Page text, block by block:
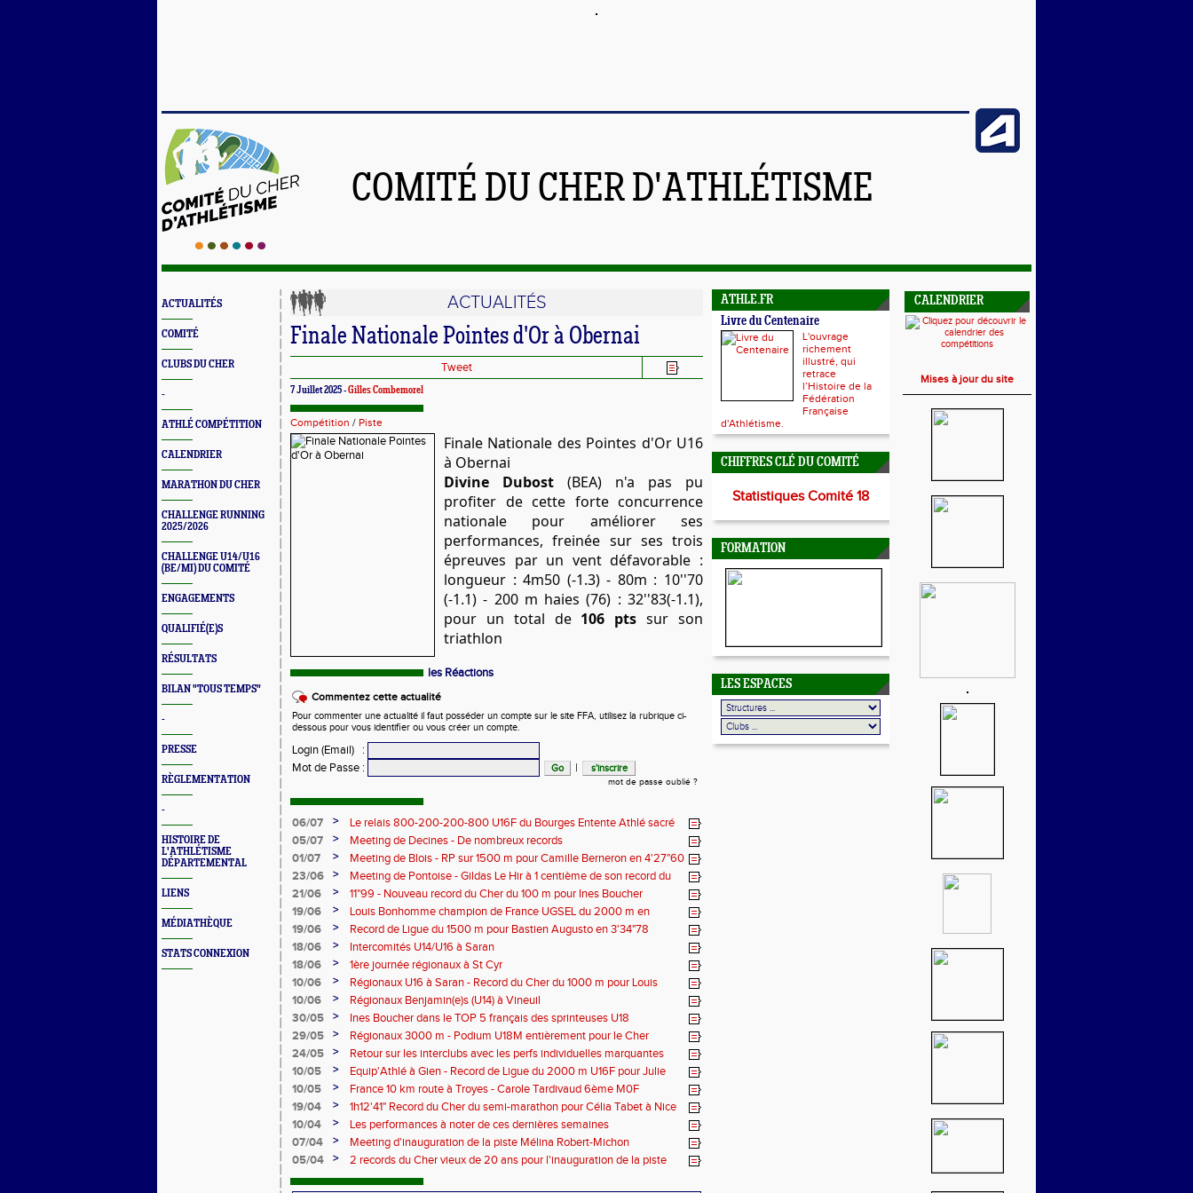
COMITÉ DU CHER D'ATHLÉTISME
ACTUALITÉS
COMITÉ
CLUBS DU CHER
-
ATHLÉ COMPÉTITION
CALENDRIER
MARATHON DU CHER
CHALLENGE RUNNING
2025/2026
CHALLENGE U14/U16
(BE/MI) DU COMITÉ
ENGAGEMENTS
QUALIFIÉ(E)S
RÉSULTATS
BILAN "TOUS TEMPS"
-
PRESSE
RÈGLEMENTATION
-
HISTOIRE DE
L'ATHLÉTISME
DÉPARTEMENTAL
LIENS
MÉDIATHÈQUE
STATS CONNEXION
ACTUALITÉS
Finale Nationale Pointes d'Or à Obernai
Tweet
7 Juillet 2025 -Gilles Combemorel
Compétition / Piste
Finale Nationale des Pointes d'Or U16
à Obernai
Divine Dubost (BEA) n'a pas pu
profiter de cette forte concurrence
nationale pour améliorer ses
performances, freinée sur ses trois
épreuves par un vent défavorable :
longueur : 4m50 (-1.3) - 80m : 10''70
(-1.1) - 200 m haies (76) : 32''83(-1.1),
pour un total de 106 pts sur son
triathlon
les Réactions
Commentez cette actualité
Pour commenter une actualité il faut posséder un compte sur le site FFA, utilisez la rubrique ci-
dessous pour vous identifier ou vous créer un compte.
Login (Email)
:
Mot de Passe : |
mot de passe oublié ?
06/07 >
Le relais 800-200-200-800 U16F du Bourges Entente Athlé sacré
champion de France
05/07 >
Meeting de Decines - De nombreux records
01/07
>
Meeting de Blois - RP sur 1500 m pour Camille Berneron en 4'27"60
23/06
>
Meeting de Pontoise - Gildas Le Hir à 1 centième de son record du
Cher sur 800 m
21/06 >
11"99 - Nouveau record du Cher du 100 m pour Ines Boucher
19/06
>
Louis Bonhomme champion de France UGSEL du 2000 m en
5'45"83
19/06 >
Record de Ligue du 1500 m pour Bastien Augusto en 3'34"78
18/06
>
Intercomités U14/U16 à Saran
18/06
>
1ère journée régionaux à St Cyr
10/06
>
Régionaux U16 à Saran - Record du Cher du 1000 m pour Louis
Bonhomme - 2'38"80
10/06 >
Régionaux Benjamin(e)s (U14) à Vineuil
30/05
>
Ines Boucher dans le TOP 5 français des sprinteuses U18
29/05
>
Régionaux 3000 m - Podium U18M entièrement pour le Cher
24/05
>
Retour sur les interclubs avec les perfs individuelles marquantes
10/05
>
Equip'Athlé à Gien - Record de Ligue du 2000 m U16F pour Julie
Picy en 6'33"53
10/05 >
France 10 km route à Troyes - Carole Tardivaud 6ème M0F
19/04
>
1h12'41" Record du Cher du semi-marathon pour Célia Tabet à Nice
10/04
>
Les performances à noter de ces dernières semaines
07/04
>
Meeting d'inauguration de la piste Mélina Robert-Michon
05/04
>
2 records du Cher vieux de 20 ans pour l'inauguration de la piste
ATHLE.FR
Livre du Centenaire
L'ouvrage
richement
illustré, qui
retrace
l’Histoire de la
Fédération
Française
d'Athlétisme.
CHIFFRES CLÉ DU COMITÉ
Statistiques Comité 18
FORMATION
LES ESPACES
CALENDRIER
Mises à jour du site